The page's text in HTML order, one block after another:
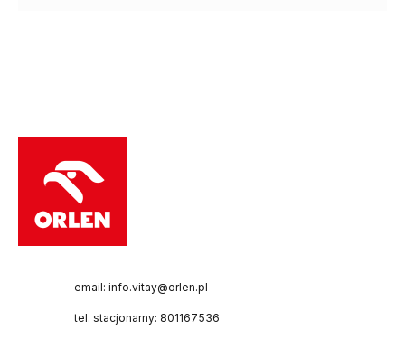
email: info.vitay@orlen.pl
tel. stacjonarny: 801167536